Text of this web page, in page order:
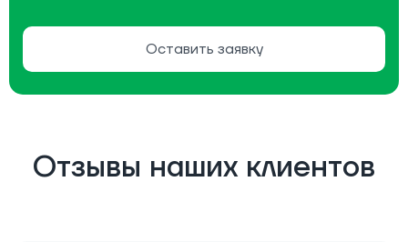
Оставить заявку
Отзывы наших клиентов